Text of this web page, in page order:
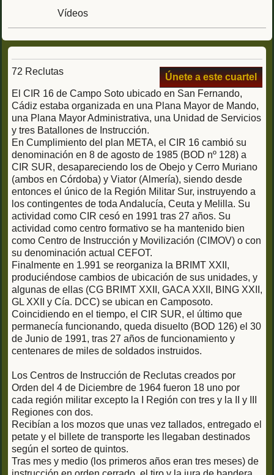
Vídeos
72 Reclutas
Únete a este cuartel
El CIR 16 de Campo Soto ubicado en San Fernando,
Cádiz estaba organizada en una Plana Mayor de Mando,
una Plana Mayor Administrativa, una Unidad de Servicios
y tres Batallones de Instrucción.
En Cumplimiento del plan META, el CIR 16 cambió su
denominación en 8 de agosto de 1985 (BOD nº 128) a
CIR SUR, desapareciendo los de Obejo y Cerro Muriano
(ambos en Córdoba) y Viator (Almería), siendo desde
entonces el único de la Región Militar Sur, instruyendo a
los contingentes de toda Andalucía, Ceuta y Melilla. Su
actividad como CIR cesó en 1991 tras 27 años. Su
actividad como centro formativo se ha mantenido bien
como Centro de Instrucción y Movilización (CIMOV) o con
su denominación actual CEFOT.
Finalmente en 1.991 se reorganiza la BRIMT XXII,
produciéndose cambios de ubicación de sus unidades, y
algunas de ellas (CG BRIMT XXII, GACA XXII, BING XXII,
GL XXII y Cía. DCC) se ubican en Camposoto.
Coincidiendo en el tiempo, el CIR SUR, el último que
permanecía funcionando, queda disuelto (BOD 126) el 30
de Junio de 1991, tras 27 años de funcionamiento y
centenares de miles de soldados instruidos.
Los Centros de Instrucción de Reclutas creados por
Orden del 4 de Diciembre de 1964 fueron 18 uno por
cada región militar excepto la I Región con tres y la II y III
Regiones con dos.
Recibían a los mozos que unas vez tallados, entregado el
petate y el billete de transporte les llegaban destinados
según el sorteo de quintos.
Tras mes y medio (los primeros años eran tres meses) de